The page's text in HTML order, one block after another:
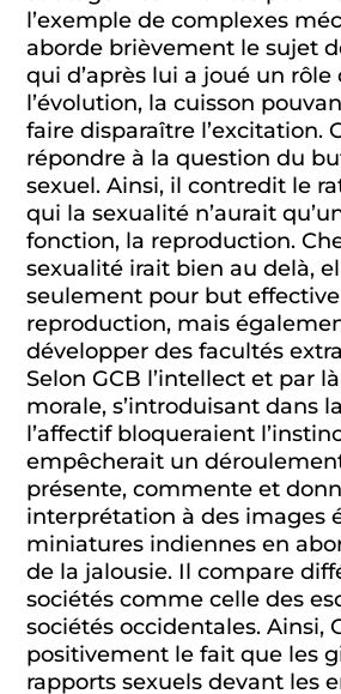
l’exemple de complexes
aborde brièvement le sujet
qui d’après lui a joué un rôle
l’évolution, la cuisson
faire disparaître l’excitation.
répondre à la question du
sexuel. Ainsi, il contredit le
qui la sexualité n’aurait
fonction, la reproduction.
sexualité irait bien au delà,
seulement pour but
reproduction, mais
développer des facultés
Selon GCB l’intellect et par
morale, s’introduisant dans
l’affectif bloqueraient
empêcherait un
présente, commente et
interprétation à des images
miniatures indiennes en
de la jalousie. Il compare
sociétés comme celle des
sociétés occidentales. Ainsi,
positivement le fait que les
rapports sexuels devant les